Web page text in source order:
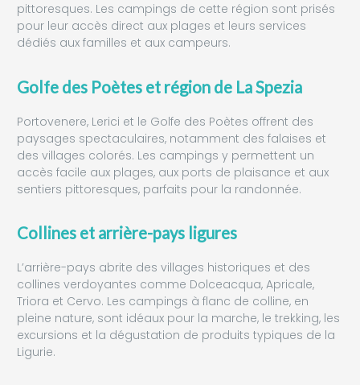
pittoresques. Les campings de cette région sont prisés
pour leur accès direct aux plages et leurs services
dédiés aux familles et aux campeurs.
Golfe des Poètes et région de La Spezia
Portovenere, Lerici et le Golfe des Poètes offrent des
paysages spectaculaires, notamment des falaises et
des villages colorés. Les campings y permettent un
accès facile aux plages, aux ports de plaisance et aux
sentiers pittoresques, parfaits pour la randonnée.
Collines et arrière-pays ligures
L’arrière-pays abrite des villages historiques et des
collines verdoyantes comme Dolceacqua, Apricale,
Triora et Cervo. Les campings à flanc de colline, en
pleine nature, sont idéaux pour la marche, le trekking, les
excursions et la dégustation de produits typiques de la
Ligurie.